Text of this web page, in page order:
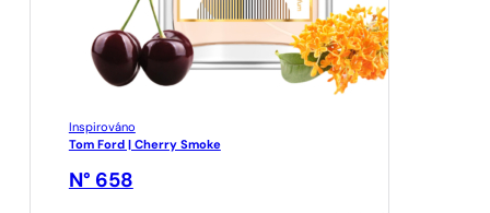
Inspirováno
Tom Ford | Cherry Smoke
N° 658